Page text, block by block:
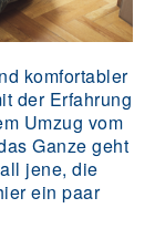
komfortabler
der Erfahrung
Umzug vom
Ganze geht
jene, die
ein paar